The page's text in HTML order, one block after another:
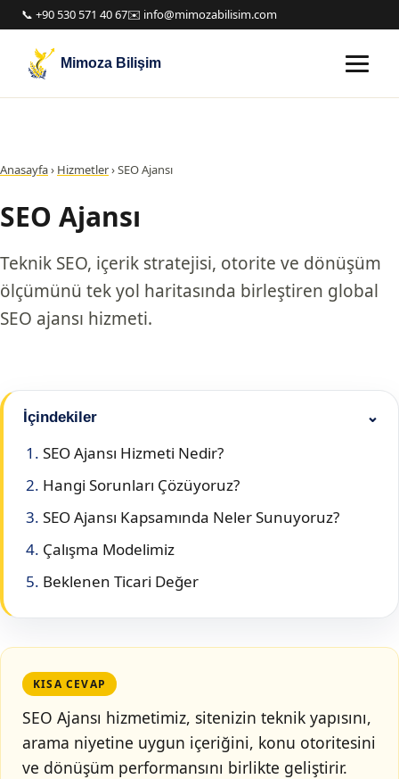
📞 +90 530 571 40 67✉️ info@mimozabilisim.com
Mimoza Bilişim
Anasayfa› Hizmetler›SEO Ajansı
SEO Ajansı
Teknik SEO, içerik stratejisi, otorite ve dönüşüm
ölçümünü tek yol haritasında birleştiren global
SEO ajansı hizmeti.
İçindekiler ⌄
SEO Ajansı Hizmeti Nedir?
Hangi Sorunları Çözüyoruz?
SEO Ajansı Kapsamında Neler Sunuyoruz?
Çalışma Modelimiz
Beklenen Ticari Değer
KISA CEVAP
SEO Ajansı hizmetimiz, sitenizin teknik yapısını,
arama niyetine uygun içeriğini, konu otoritesini
ve dönüşüm performansını birlikte geliştirir.